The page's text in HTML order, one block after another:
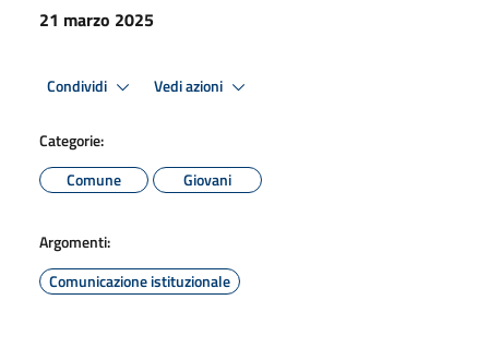
21 marzo 2025
Condividi Vedi azioni
Categorie:
Comune
Giovani
Argomenti:
Comunicazione istituzionale